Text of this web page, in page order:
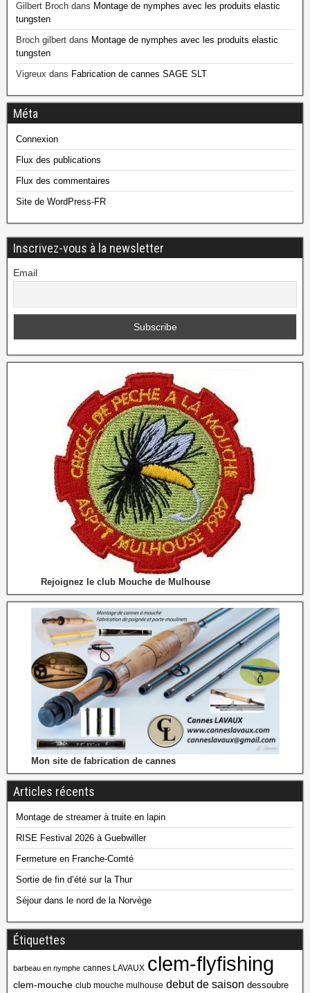
Gilbert Broch dans Montage de nymphes avec les produits elastic
tungsten
Broch gilbert dans Montage de nymphes avec les produits elastic
tungsten
Vigreux dans Fabrication de cannes SAGE SLT
Méta
Connexion
Flux des publications
Flux des commentaires
Site de WordPress-FR
Inscrivez-vous à la newsletter
Email
Rejoignez le club Mouche de Mulhouse
Mon site de fabrication de cannes
Articles récents
Montage de streamer à truite en lapin
RISE Festival 2026 à Guebwiller
Fermeture en Franche-Comté
Sortie de fin d’été sur la Thur
Séjour dans le nord de la Norvège
Étiquettes
barbeau en nymphe cannes LAVAUX clem-flyfishing
clem-mouche club mouche mulhouse debut de saison dessoubre